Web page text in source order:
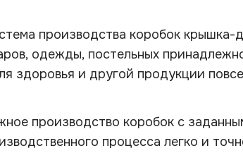
машина для производства коробок
производства коробок крышка-
одежды, постельных
здоровья и другой продукции
производство коробок с
процесса легко и